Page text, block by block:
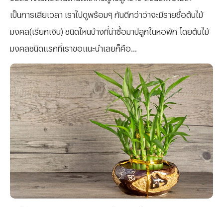
เป็นการเสียเวลา เราไปดูพร้อมๆ กันดีกว่าว่าจะมีรายชื่อต้นไม้
มงคล(เรียกเงิน) ชนิดไหนบ้างที่น่าซื้อมาปลูกในหอพัก โดยต้นไม้
มงคลชนิดแรกที่เราขอแนะนำเลยก็คือ...